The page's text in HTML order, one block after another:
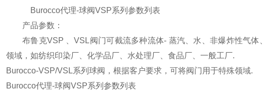
Burocco代理-球阀VSP系列参数列表
产品参数：
布鲁克VSP 、VSL阀门可截流多种流体- 蒸汽、水、非爆炸性气体
领域，如纺织印染厂、化学品厂、水处理厂、食品厂、一般工厂.
Burocco-VSP/VSL系列球阀，根据客户要求，可将阀门用于特殊领域.
Burocco代理-球阀VSP系列参数列表